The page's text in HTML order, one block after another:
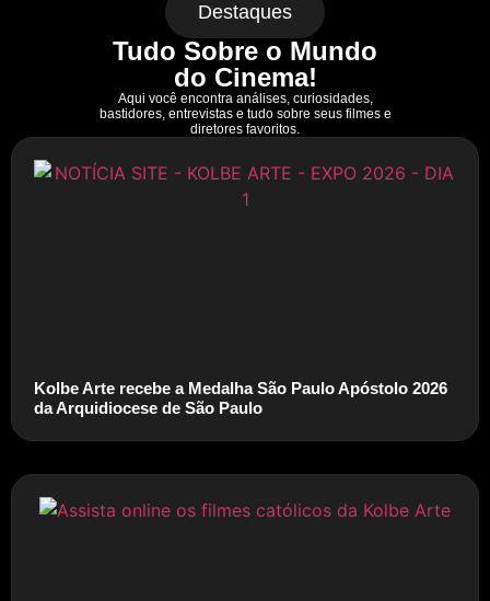
Destaques
Tudo Sobre o Mundo
do Cinema!
Aqui você encontra análises, curiosidades,
bastidores, entrevistas e tudo sobre seus filmes e
diretores favoritos.
Kolbe Arte recebe a Medalha São Paulo Apóstolo 2026
da Arquidiocese de São Paulo